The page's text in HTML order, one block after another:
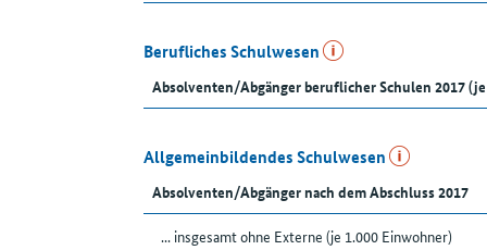
Berufliches Schulwesen
Absolventen/Abgänger beruflicher Schulen 2017
Allgemeinbildendes Schulwesen
Absolventen/Abgänger nach dem Abschluss 2017
... insgesamt ohne Externe (je 1.000 Einwohner)